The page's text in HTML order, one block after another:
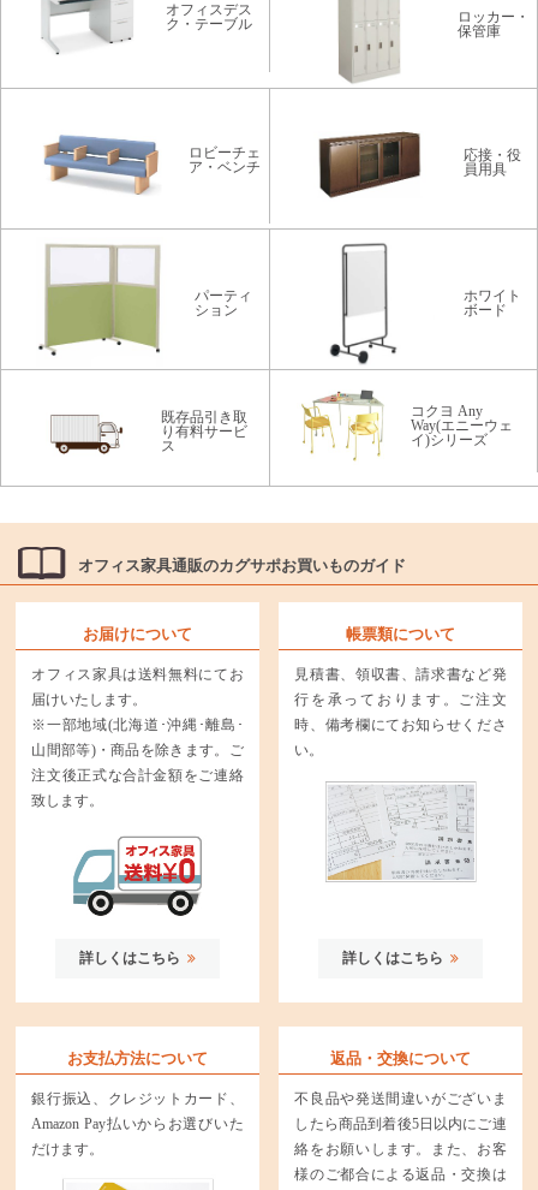
オフィスデス
ク・テーブル
ロッカー・
保管庫
ロビーチェ
ア・ベンチ
応接・役
員用具
パーティ
ション
ホワイト
ボード
既存品引き取
り有料サービ
ス
コクヨ Any
Way(エニーウェ
イ)シリーズ
オフィス家具通販のカグサポお買いものガイド
お届けについて
オフィス家具は送料無料にてお
届けいたします。
※一部地域(北海道･沖縄･離島･
山間部等)・商品を除きます。ご
注文後正式な合計金額をご連絡
致します。
詳しくはこちら
帳票類について
見積書、領収書、請求書など発
行を承っております。ご注文
時、備考欄にてお知らせくださ
い。
詳しくはこちら
お支払方法について
銀行振込、クレジットカード、
Amazon Pay払いからお選びいた
だけます。
返品・交換について
不良品や発送間違いがございま
したら商品到着後5日以内にご連
絡をお願いします。また、お客
様のご都合による返品・交換は